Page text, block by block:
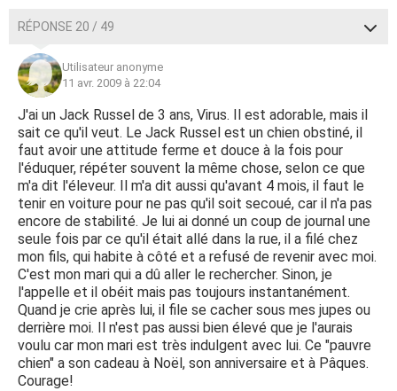
RÉPONSE 20 / 49
Utilisateur anonyme
11 avr. 2009 à 22:04
J'ai un Jack Russel de 3 ans, Virus. Il est adorable, mais il
sait ce qu'il veut. Le Jack Russel est un chien obstiné, il
faut avoir une attitude ferme et douce à la fois pour
l'éduquer, répéter souvent la même chose, selon ce que
m'a dit l'éleveur. Il m'a dit aussi qu'avant 4 mois, il faut le
tenir en voiture pour ne pas qu'il soit secoué, car il n'a pas
encore de stabilité. Je lui ai donné un coup de journal une
seule fois par ce qu'il était allé dans la rue, il a filé chez
mon fils, qui habite à côté et a refusé de revenir avec moi.
C'est mon mari qui a dû aller le rechercher. Sinon, je
l'appelle et il obéit mais pas toujours instantanément.
Quand je crie après lui, il file se cacher sous mes jupes ou
derrière moi. Il n'est pas aussi bien élevé que je l'aurais
voulu car mon mari est très indulgent avec lui. Ce "pauvre
chien" a son cadeau à Noël, son anniversaire et à Pâques.
Courage!